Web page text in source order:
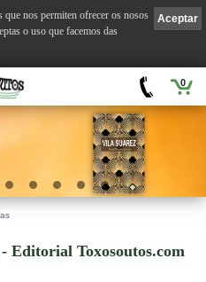
0
Editorial Toxosoutos.com
Aceptar
que nos permiten ofrecer os nosos
o uso que facemos das